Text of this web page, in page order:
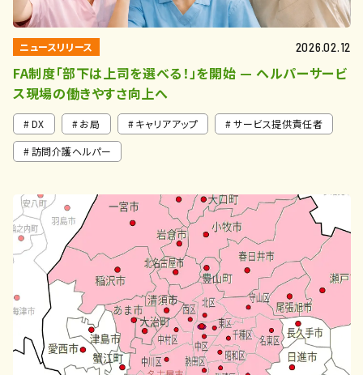
ニュースリリース 2026.02.12
FA制度「部下は上司を選べる！」を開始 — ヘルパーサービ
ス現場の働きやすさ向上へ
DX お局 キャリアアップ
サービス提供責任者
訪問介護ヘルパー